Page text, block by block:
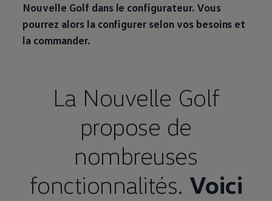
Nouvelle Golf dans le configurateur. Vous
pourrez alors la configurer selon vos besoins et
la commander.
La Nouvelle Golf
propose de
nombreuses
fonctionnalités. Voici